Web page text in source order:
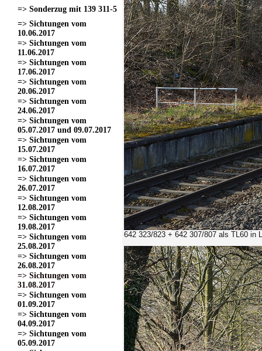
=> Sonderzug mit 139 311-5
=> Sichtungen vom
10.06.2017
=> Sichtungen vom
11.06.2017
=> Sichtungen vom
17.06.2017
=> Sichtungen vom
20.06.2017
=> Sichtungen vom
24.06.2017
=> Sichtungen vom
05.07.2017 und 09.07.2017
=> Sichtungen vom
15.07.2017
=> Sichtungen vom
16.07.2017
=> Sichtungen vom
26.07.2017
=> Sichtungen vom
12.08.2017
=> Sichtungen vom
19.08.2017
=> Sichtungen vom
25.08.2017
=> Sichtungen vom
26.08.2017
=> Sichtungen vom
31.08.2017
=> Sichtungen vom
01.09.2017
=> Sichtungen vom
04.09.2017
=> Sichtungen vom
05.09.2017
642 323/823 + 642 307/807 als TL60 in